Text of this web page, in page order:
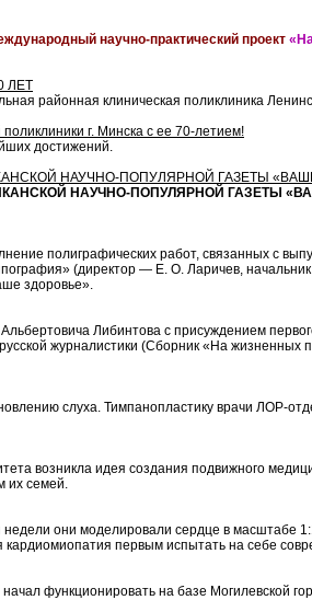
научно-практический проект
ЛЕТ
районная клиническая поликлиника
г. Минска с ее 70-летием!
достижений.
НАУЧНО-ПОПУЛЯРНОЙ ГАЗЕТЫ
НАУЧНО-ПОПУЛЯРНОЙ ГАЗЕТЫ
полиграфических работ, связанных с
(директор — Е. О. Ларичев,
здоровье».
Либинтова с присуждением
журналистики (Сборник «На жизненных
слуха. Тимпанопластику врачи ЛОР-
возникла идея создания подвижного
их семей.
они моделировали сердце в масштабе
первым испытать на себе
функционировать на базе Могилевской